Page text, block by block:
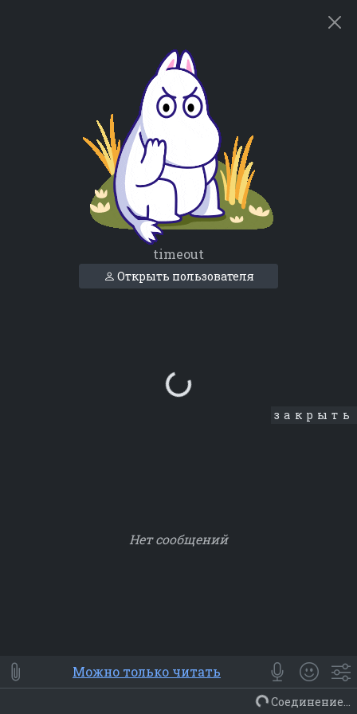
timeout
Открыть пользователя
Loading...
закрыть
Нет сообщений
⭐ Мои Smile
😀 Emoji
Смайлики
Люди Животные Еда Объекты
Можно только читать
Соединение...